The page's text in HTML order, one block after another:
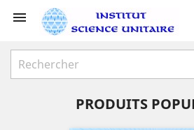

PRODUITS